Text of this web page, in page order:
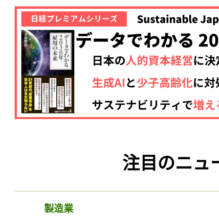
注目のニュ
製造業
記事をお気に入りに
ログインが必